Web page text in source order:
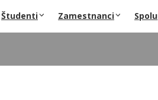
Študenti Zamestnanci